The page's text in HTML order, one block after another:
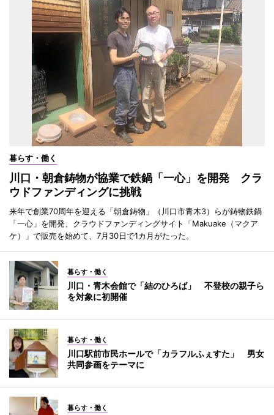
暮らす・働く
川口・朝倉鋳物が協業で鉄鍋「一心」を開発 クラ
ウドファンディングに挑戦
来年で創業70周年を迎える「朝倉鋳物」（川口市青木3）らが鋳物鉄鍋
「一心」を開発、クラウドファンディングサイト「Makuake（マクア
ケ）」で販売を始めて、7月30日で1カ月がたった。
暮らす・働く
川口・青木会館で「結のひろば」 不登校の親子ら
を対象に初開催
暮らす・働く
川口駅前市民ホールで「カラフルふぇすた」 男女
共同参画をテーマに
暮らす・働く